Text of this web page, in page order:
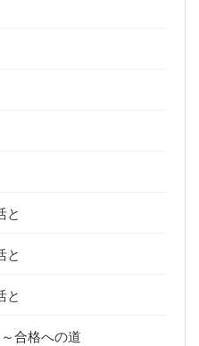
と
と
と
合格への道